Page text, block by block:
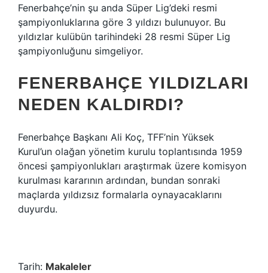
Fenerbahçe’nin şu anda Süper Lig’deki resmi
şampiyonluklarına göre 3 yıldızı bulunuyor. Bu
yıldızlar kulübün tarihindeki 28 resmi Süper Lig
şampiyonluğunu simgeliyor.
FENERBAHÇE YILDIZLARI
NEDEN KALDIRDI?
Fenerbahçe Başkanı Ali Koç, TFF’nin Yüksek
Kurul’un olağan yönetim kurulu toplantısında 1959
öncesi şampiyonlukları araştırmak üzere komisyon
kurulması kararının ardından, bundan sonraki
maçlarda yıldızsız formalarla oynayacaklarını
duyurdu.
Tarih: Makaleler